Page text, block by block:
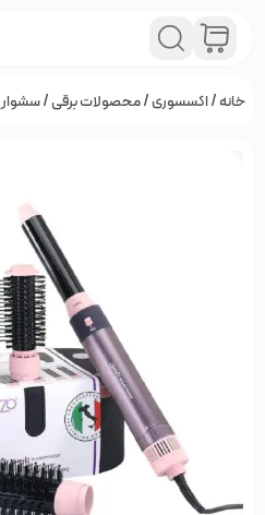
خانه/اکسسوری/محصولات برقی/سشوار